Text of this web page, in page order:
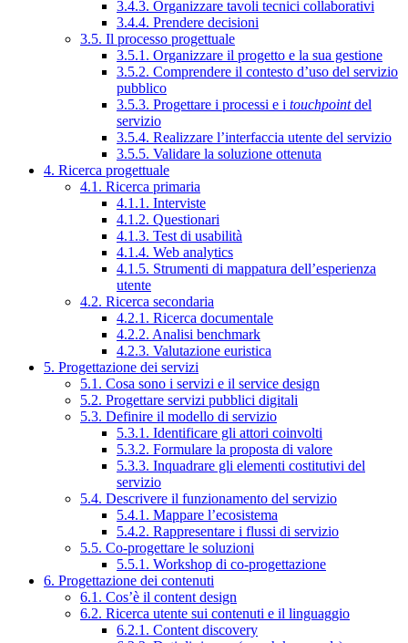
3.4.3. Organizzare tavoli tecnici collaborativi
3.4.4. Prendere decisioni
3.5. Il processo progettuale
3.5.1. Organizzare il progetto e la sua gestione
3.5.2. Comprendere il contesto d’uso del servizio
pubblico
3.5.3. Progettare i processi e i touchpointdel
servizio
3.5.4. Realizzare l’interfaccia utente del servizio
3.5.5. Validare la soluzione ottenuta
4. Ricerca progettuale
4.1. Ricerca primaria
4.1.1. Interviste
4.1.2. Questionari
4.1.3. Test di usabilità
4.1.4. Web analytics
4.1.5. Strumenti di mappatura dell’esperienza
utente
4.2. Ricerca secondaria
4.2.1. Ricerca documentale
4.2.2. Analisi benchmark
4.2.3. Valutazione euristica
5. Progettazione dei servizi
5.1. Cosa sono i servizi e il service design
5.2. Progettare servizi pubblici digitali
5.3. Definire il modello di servizio
5.3.1. Identificare gli attori coinvolti
5.3.2. Formulare la proposta di valore
5.3.3. Inquadrare gli elementi costitutivi del
servizio
5.4. Descrivere il funzionamento del servizio
5.4.1. Mappare l’ecosistema
5.4.2. Rappresentare i flussi di servizio
5.5. Co-progettare le soluzioni
5.5.1. Workshop di co-progettazione
6. Progettazione dei contenuti
6.1. Cos’è il content design
6.2. Ricerca utente sui contenuti e il linguaggio
6.2.1. Content discovery